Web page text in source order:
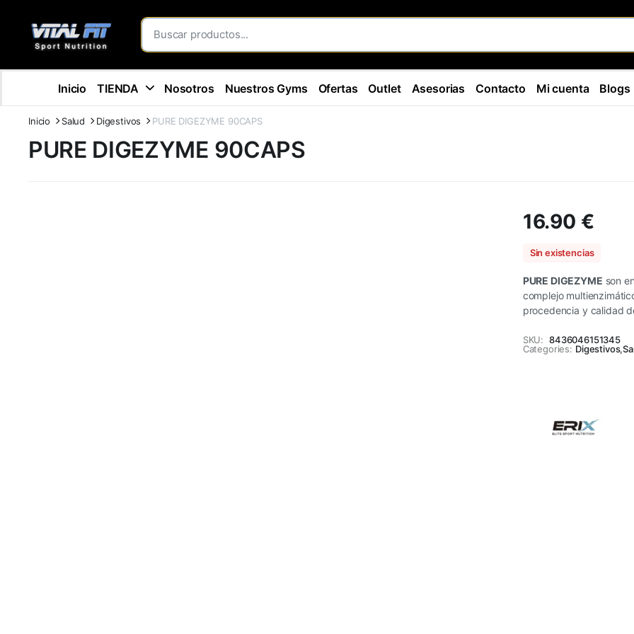
Inicio TIENDA Nosotros Nuestros Gyms Ofertas Outlet Asesorias Contacto Mi cuenta Blogs
Inicio Salud Digestivos PURE DIGEZYME 90CAPS
PURE DIGEZYME 90CAPS
16.90 €
Sin existencias
PURE DIGEZYME son
complejo
procedencia y calidad
SKU: 8436046151345
Categories: Digestivos,